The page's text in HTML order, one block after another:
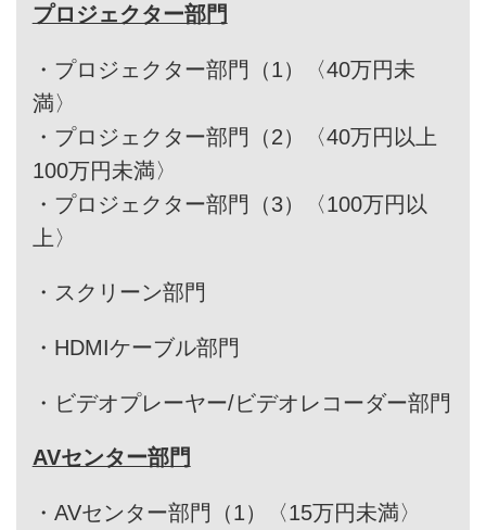
プロジェクター部門
・ プロジェクター部門（1）〈40万円未
満〉
・ プロジェクター部門（2）〈40万円以上
100万円未満〉
・ プロジェクター部門（3）〈100万円以
上〉
・ スクリーン部門
・ HDMIケーブル部門
・ ビデオプレーヤー/ビデオレコーダー部門
AVセンター部門
・ AVセンター部門（1）〈15万円未満〉